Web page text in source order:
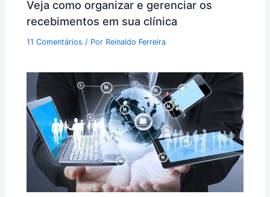
Veja como organizar e gerenciar os
recebimentos em sua clínica
11 Comentários / Por Reinaldo Ferreira